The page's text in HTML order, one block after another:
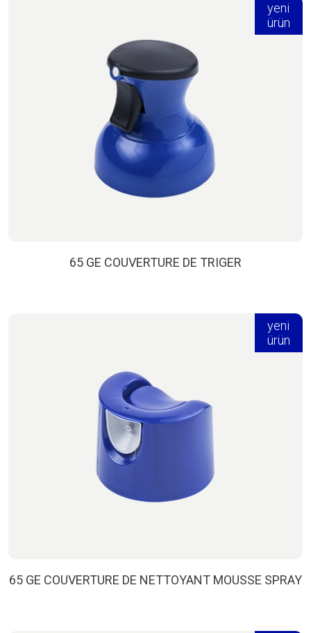
yeni
ürün
65 GE COUVERTURE DE TRIGER
yeni
ürün
65 GE COUVERTURE DE NETTOYANT MOUSSE SPRAY